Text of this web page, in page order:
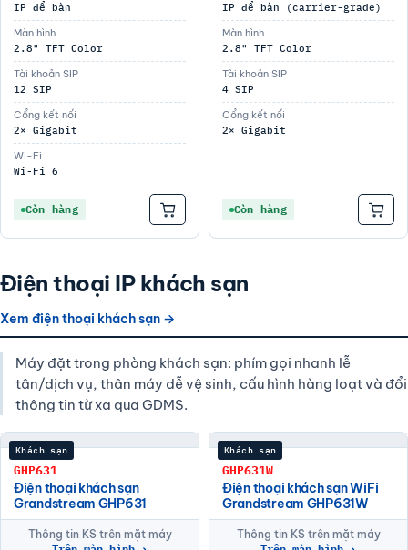
IP để bàn
Màn hình
2.8" TFT Color
Tài khoản SIP
12 SIP
Cổng kết nối
2× Gigabit
Wi-Fi
Wi-Fi 6
Còn hàng
IP để bàn (carrier-grade)
Màn hình
2.8" TFT Color
Tài khoản SIP
4 SIP
Cổng kết nối
2× Gigabit
Còn hàng
Điện thoại IP khách sạn
Xem điện thoại khách sạn →
Máy đặt trong phòng khách sạn: phím gọi nhanh lễ
tân/dịch vụ, thân máy dễ vệ sinh, cấu hình hàng loạt và đổi
thông tin từ xa qua GDMS.
Khách sạn
GHP631
Điện thoại khách sạn
Grandstream GHP631
Thông tin KS trên mặt máy
Khách sạn
GHP631W
Điện thoại khách sạn WiFi
Grandstream GHP631W
Thông tin KS trên mặt máy